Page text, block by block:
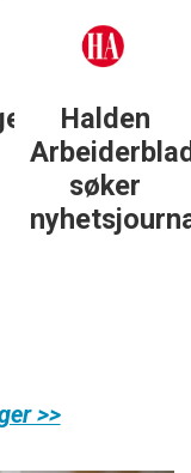
Halden
søker
>>